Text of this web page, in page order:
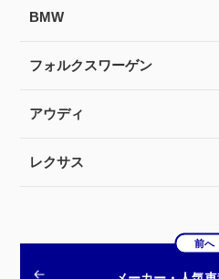
BMW
フォルクスワーゲン
アウディ
レクサス
前へ